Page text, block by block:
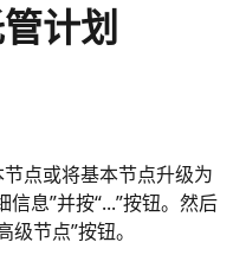
计划
点或将基本节点升级为
息”并按“...”按钮。然后
节点”按钮。